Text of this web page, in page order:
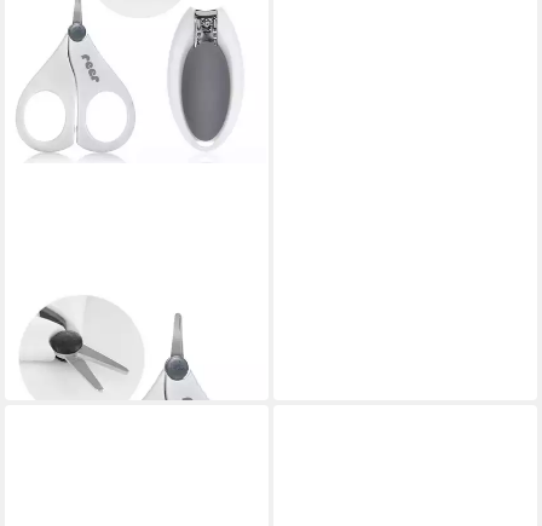
REER
Babypflege-Set
ab 7,87 €
in 3-4 Werktagen bei dir